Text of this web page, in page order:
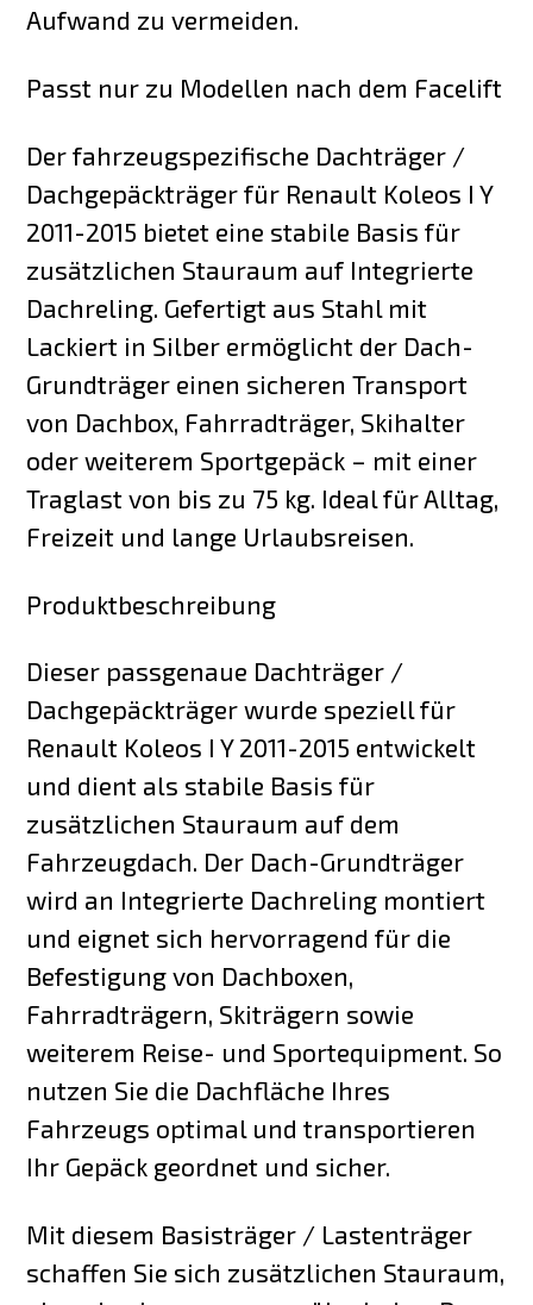
Aufwand zu vermeiden.
Passt nur zu Modellen nach dem Facelift
Der fahrzeugspezifische Dachträger /
Dachgepäckträger für Renault Koleos I Y
2011-2015 bietet eine stabile Basis für
zusätzlichen Stauraum auf Integrierte
Dachreling. Gefertigt aus Stahl mit
Lackiert in Silber ermöglicht der Dach-
Grundträger einen sicheren Transport
von Dachbox, Fahrradträger, Skihalter
oder weiterem Sportgepäck – mit einer
Traglast von bis zu 75 kg. Ideal für Alltag,
Freizeit und lange Urlaubsreisen.
Produktbeschreibung
Dieser passgenaue Dachträger /
Dachgepäckträger wurde speziell für
Renault Koleos I Y 2011-2015 entwickelt
und dient als stabile Basis für
zusätzlichen Stauraum auf dem
Fahrzeugdach. Der Dach-Grundträger
wird an Integrierte Dachreling montiert
und eignet sich hervorragend für die
Befestigung von Dachboxen,
Fahrradträgern, Skiträgern sowie
weiterem Reise- und Sportequipment. So
nutzen Sie die Dachfläche Ihres
Fahrzeugs optimal und transportieren
Ihr Gepäck geordnet und sicher.
Mit diesem Basisträger / Lastenträger
schaffen Sie sich zusätzlichen Stauraum,